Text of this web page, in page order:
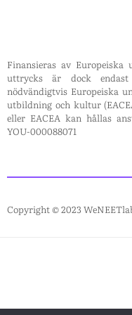
Finansieras av Europeiska
uttrycks är dock
nödvändigtvis Europeiska
utbildning och kultur
eller EACEA kan hållas
YOU-000088071
Copyright © 2023